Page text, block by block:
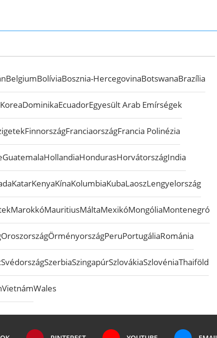
BelgiumBolíviaBosznia-HercegovinaBotswanaBrazília
DominikaEcuadorEgyesült Arab Emírségek
FinnországFranciaországFrancia Polinézia
GuatemalaHollandiaHondurasHorvátországIndia
KatarKenyaKínaKolumbiaKubaLaoszLengyelország
MarokkóMauritiusMáltaMexikóMongóliaMontenegró
OroszországÖrményországPeruPortugáliaRománia
SvédországSzerbiaSzingapúrSzlovákiaSzlovéniaThaiföld
VietnámWales